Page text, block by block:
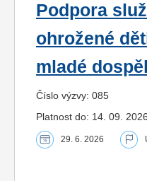
Podpora
ohrožené
mladé
Číslo výzvy: 085
Platnost do: 14. 09.
29. 6. 2026